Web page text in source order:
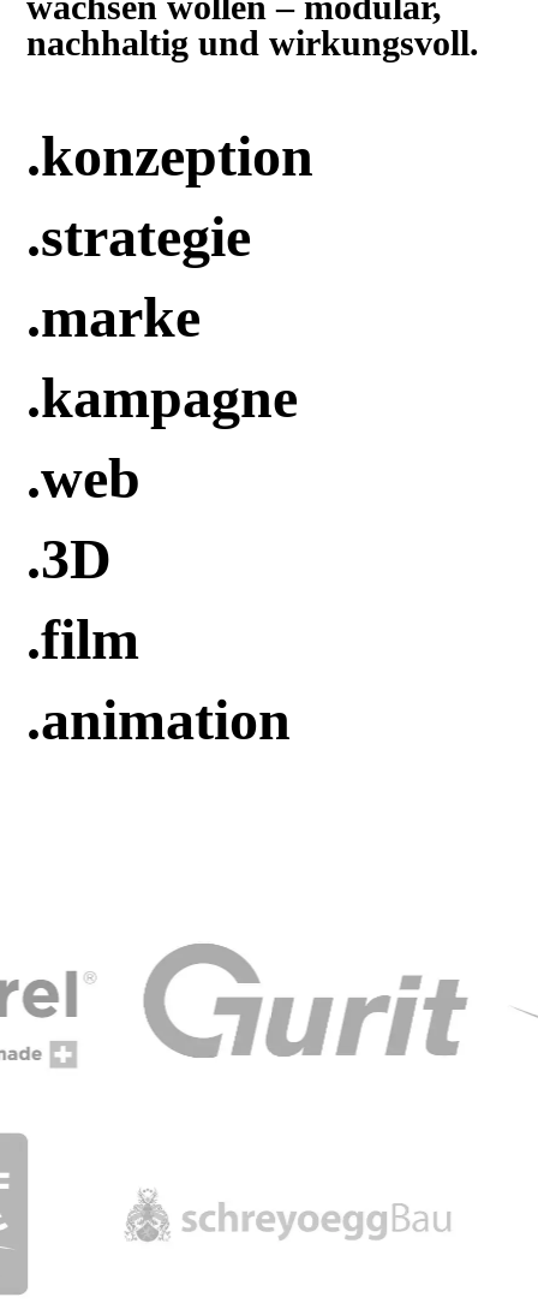
nachhaltig und wirkungsvoll.
.konzeption
.strategie
.marke
.kampagne
.web
.3D
.film
.animation